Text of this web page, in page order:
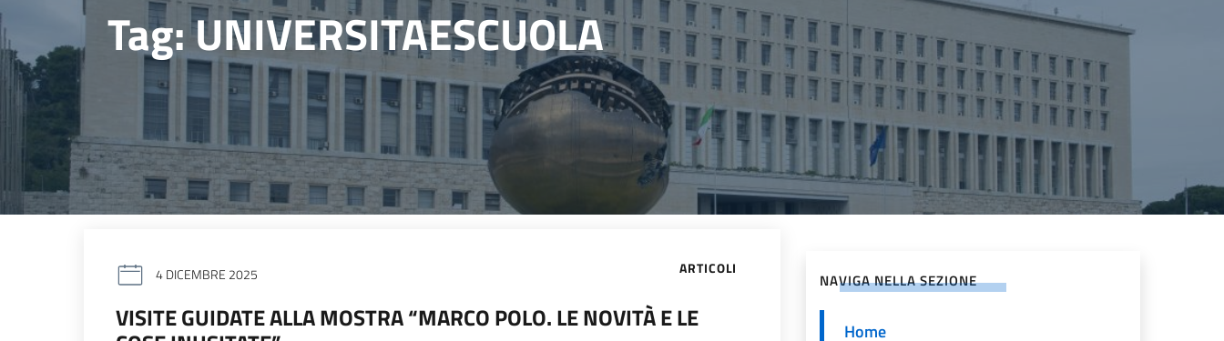
Tag:UNIVERSITAESCUOLA
ARTICOLI
4 DICEMBRE 2025
VISITE GUIDATE ALLA MOSTRA “MARCO POLO. LE NOVITÀ E LE
NAVIGA NELLA SEZIONE
Home